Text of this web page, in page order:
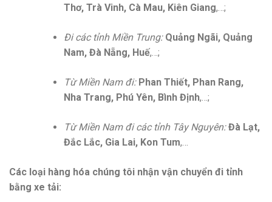
Thơ, Trà Vinh, Cà Mau, Kiên Giang,…;
Đi các tỉnh Miền Trung: Quảng Ngãi, Quảng
Nam, Đà Nẵng, Huế,…;
Từ Miền Nam đi: Phan Thiết, Phan Rang,
Nha Trang, Phú Yên, Bình Định,…;
Từ Miền Nam đi các tỉnh Tây Nguyên: Đà Lạt,
Đắc Lắc, Gia Lai, Kon Tum,…
Các loại hàng hóa chúng tôi nhận vận chuyển đi tỉnh
bằng xe tải: